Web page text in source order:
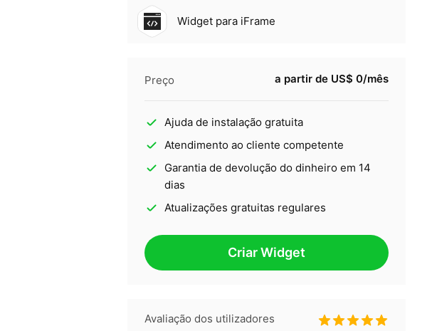
Widget para iFrame
Preço a partir de US$ 0/mês
Ajuda de instalação gratuita
Atendimento ao cliente competente
Garantia de devolução do dinheiro em 14
dias
Atualizações gratuitas regulares
Criar Widget
Avaliação dos utilizadores